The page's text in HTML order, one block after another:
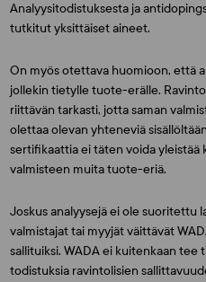
Analyysitodistuksesta ja
tutkitut yksittäiset aineet.
On myös otettava huomioon, että
jollekin tietylle tuote-erälle.
riittävän tarkasti, jotta saman
olettaa olevan yhteneviä
sertifikaattia ei täten voida yleistää
valmisteen muita tuote-eriä.
Joskus analyysejä ei ole suoritettu
valmistajat tai myyjät väittävät
sallituiksi. WADA ei kuitenkaan tee
todistuksia ravintolisien